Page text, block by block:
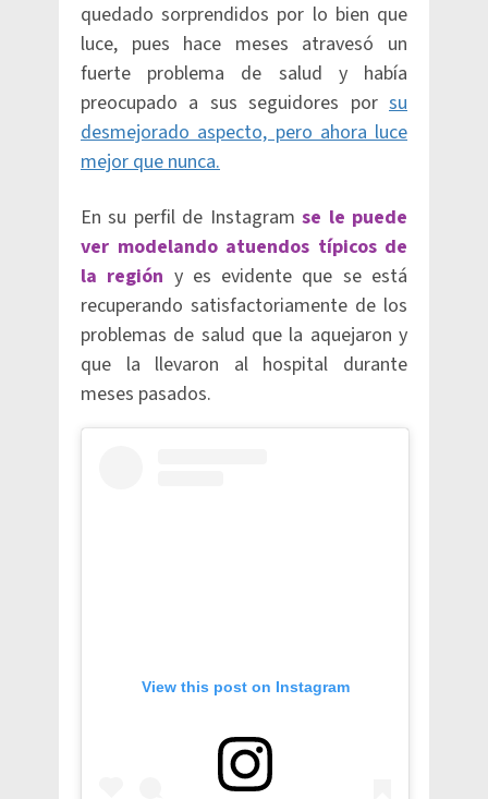
quedado sorprendidos por lo bien que
luce, pues hace meses atravesó un
fuerte problema de salud y había
preocupado a sus seguidores por su
desmejorado aspecto, pero ahora luce
mejor que nunca.
En su perfil de Instagramse le puede
ver modelando atuendos típicos de
la región y es evidente que se está
recuperando satisfactoriamente de los
problemas de salud que la aquejaron y
que la llevaron al hospital durante
meses pasados.
View this post on Instagram